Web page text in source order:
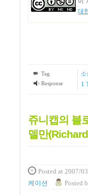
대
Tag 소
Response
1
쥬니캡의 블
델만
Posted at 2007/
케이션
Posted